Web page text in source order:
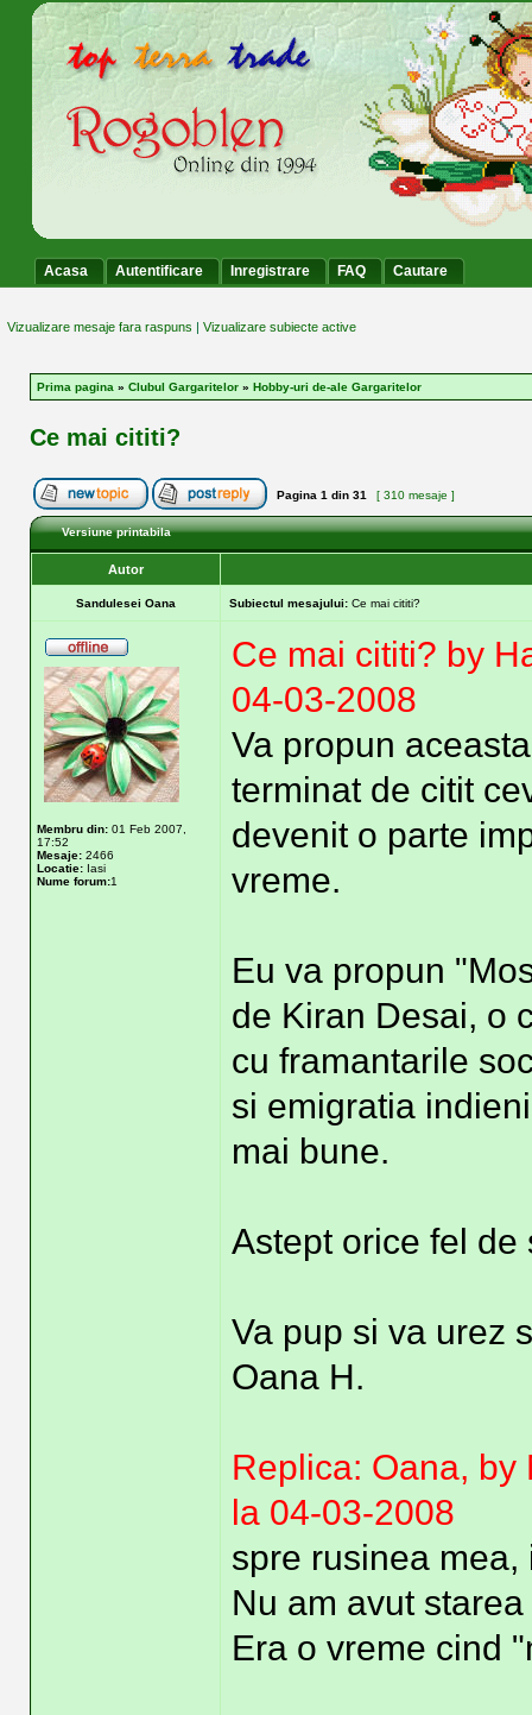
Acasa Autentificare Inregistrare FAQ Cautare
Vizualizare mesaje fara raspuns | Vizualizare subiecte active
Prima pagina » Clubul Gargaritelor » Hobby-uri de-ale Gargaritelor
Ce mai cititi?
Pagina 1 din 31 [ 310 mesaje ]
Versiune printabila
Autor
Sandulesei Oana Subiectul mesajului: Ce mai cititi?
Membru din: 01 Feb 2007,
17:52
Mesaje: 2466
Locatie: Iasi
Nume forum:1
Ce mai cititi? by
04-03-2008
Va propun
terminat de citit
devenit o parte
vreme.
Eu va propun
de Kiran Desai, o
cu framantarile
si emigratia
mai bune.
Astept orice fel
Va pup si va urez
Oana H.
Replica: Oana,
la 04-03-2008
spre rusinea
Nu am avut
Era o vreme cind